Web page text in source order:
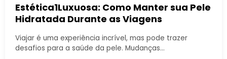
Estética1Luxuosa: Como Manter sua Pele
Hidratada Durante as Viagens
Viajar é uma experiência incrível, mas pode trazer
desafios para a saúde da pele. Mudanças…